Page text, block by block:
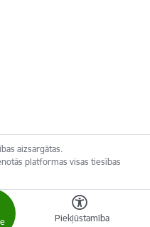
Piekļūstamība
aizsargātas.
platformas visas tiesības